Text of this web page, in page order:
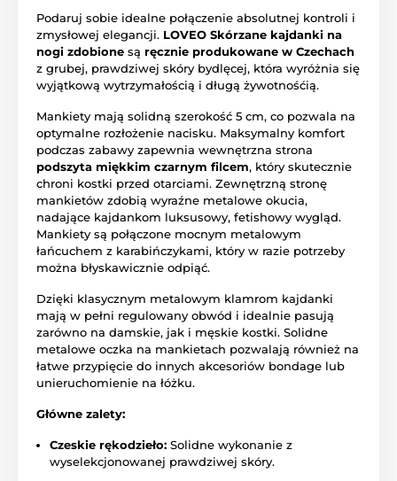
Podaruj sobie idealne połączenie absolutnej kontroli i
zmysłowej elegancji. LOVEO Skórzane kajdanki na
nogi zdobione są ręcznie produkowane w Czechach
z grubej, prawdziwej skóry bydlęcej, która wyróżnia się
wyjątkową wytrzymałością i długą żywotnośćią.
Mankiety mają solidną szerokość 5 cm, co pozwala na
optymalne rozłożenie nacisku. Maksymalny komfort
podczas zabawy zapewnia wewnętrzna strona
podszyta miękkim czarnym filcem, który skutecznie
chroni kostki przed otarciami. Zewnętrzną stronę
mankietów zdobią wyraźne metalowe okucia,
nadające kajdankom luksusowy, fetishowy wygląd.
Mankiety są połączone mocnym metalowym
łańcuchem z karabińczykami, który w razie potrzeby
można błyskawicznie odpiąć.
Dzięki klasycznym metalowym klamrom kajdanki
mają w pełni regulowany obwód i idealnie pasują
zarówno na damskie, jak i męskie kostki. Solidne
metalowe oczka na mankietach pozwalają również na
łatwe przypięcie do innych akcesoriów bondage lub
unieruchomienie na łóżku.
Główne zalety:
Czeskie rękodzieło: Solidne wykonanie z
wyselekcjonowanej prawdziwej skóry.